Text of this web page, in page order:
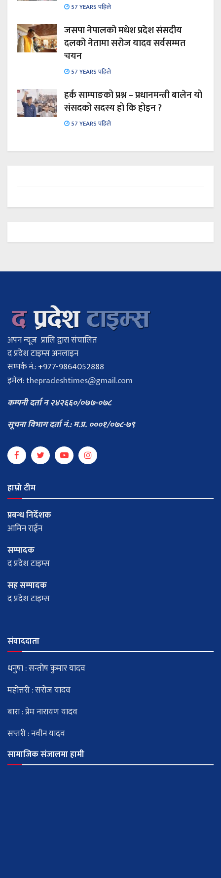
57 YEARS पहिले
जसपा नेपालको मधेश प्रदेश संसदीय
दलको नेतामा सरोज यादव सर्वसम्मत
चयन
57 YEARS पहिले
हर्क साम्पाङको प्रश्न – प्रधानमन्त्री बालेन यो
संसदको सदस्य हो कि होइन ?
57 YEARS पहिले
अपन न्यूज प्रालि द्वारा संचालित
द प्रदेश टाइम्स अनलाइन
सम्पर्क नं.: +977-9864052888
इमेल:thepradeshtimes@gmail.com
कम्पनी दर्ता न २४२६६०/०७७-०७८
सूचना विभाग दर्ता नं.: म.प्र. ०००१/०७८-७९
हाम्रो टीम
प्रबन्ध निर्देशक
आमिन राईन
सम्पादक
द प्रदेश टाइम्स
सह सम्पादक
द प्रदेश टाइम्स
संवाददाता
धनुषा : सन्तोष कुमार यादव
महोत्तरी : सरोज यादव
बारा : प्रेम नारायण यादव
सप्तरी : नवीन यादव
सामाजिक संजालमा हामी